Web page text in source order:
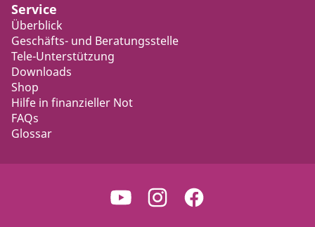
Service
Überblick
Geschäfts- und Beratungsstelle
Tele-Unterstützung
Downloads
Shop
Hilfe in finanzieller Not
FAQs
Glossar